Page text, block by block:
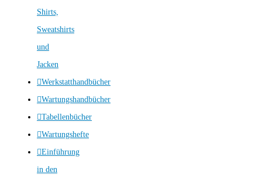
Shirts,
Sweatshirts
und
Jacken
Werkstatthandbücher
Wartungshandbücher
Tabellenbücher
Wartungshefte
Einführung
in den